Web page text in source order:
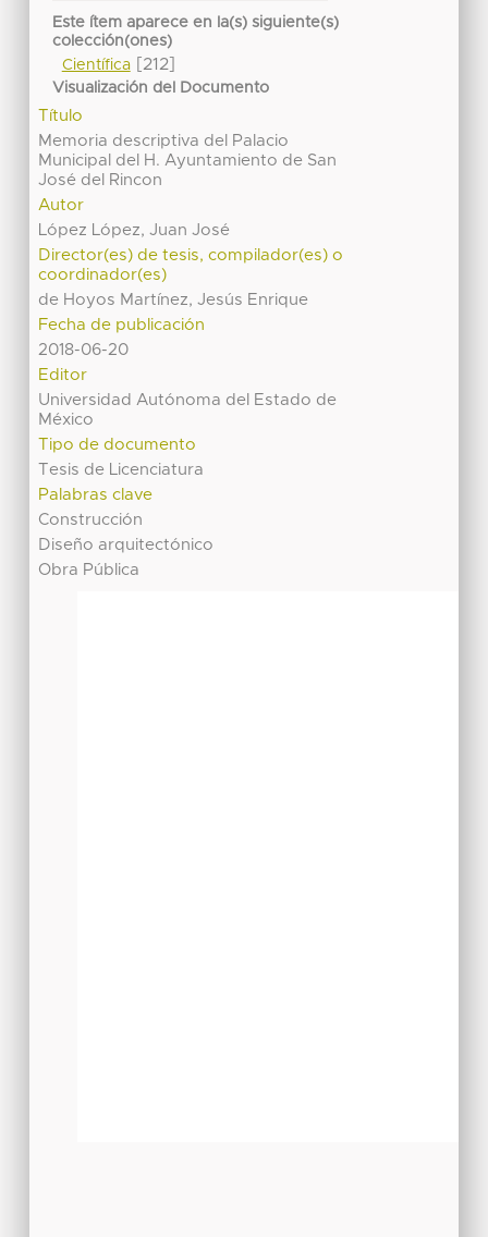
Este ítem aparece en la(s) siguiente(s)
colección(ones)
Científica[212]
Visualización del Documento
Título
Memoria descriptiva del Palacio
Municipal del H. Ayuntamiento de San
José del Rincon
Autor
López López, Juan José
Director(es) de tesis, compilador(es) o
coordinador(es)
de Hoyos Martínez, Jesús Enrique
Fecha de publicación
2018-06-20
Editor
Universidad Autónoma del Estado de
México
Tipo de documento
Tesis de Licenciatura
Palabras clave
Construcción
Diseño arquitectónico
Obra Pública